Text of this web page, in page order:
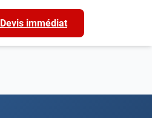
Devis immédiat